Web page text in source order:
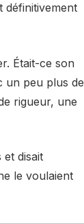
définitivement
Était-ce son
un peu plus de
rigueur, une
et disait
le voulaient